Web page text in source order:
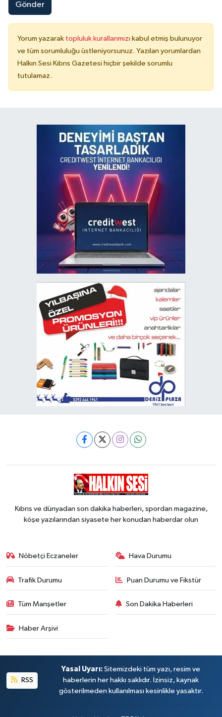
Gönder
Yorum yazarak topluluk kurallarımızı kabul etmiş bulunuyor
ve tüm sorumluluğu üstleniyorsunuz. Yazılan yorumlardan
Halkın Sesi Kıbrıs Gazetesi hiçbir şekilde sorumlu
tutulamaz.
Kıbrıs ve dünyadan son dakika haberleri, spordan magazine,
köşe yazılarından siyasete her konudan haberdar olun
Nöbetçi Eczaneler Hava Durumu
Trafik Durumu Puan Durumu ve Fikstür
Tüm Manşetler Son Dakika Haberleri
Haber Arşivi
RSS
Yasal Uyarı: Sitemizdeki tüm yazı, resim ve
haberlerin her hakkı saklıdır. İzinsiz, kaynak
gösterilmeden kullanılması kesinlikle yasaktır.